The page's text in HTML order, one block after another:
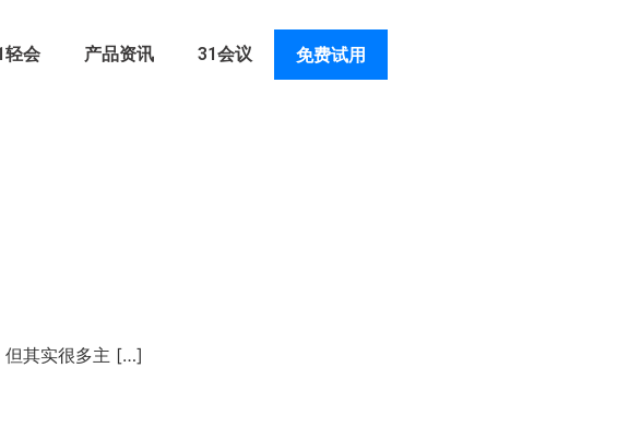
轻会 产品资讯 31会议 免费试用
但其实很多主 […]